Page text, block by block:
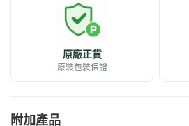
原廠正貨
原裝包裝保證
附加產品